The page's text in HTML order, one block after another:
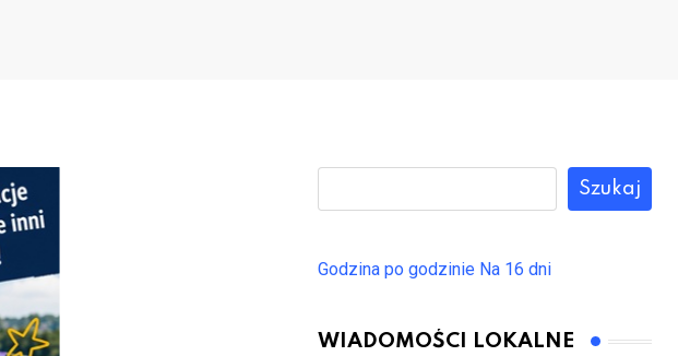
Szukaj
Godzina po godzinie Na 16 dni
WIADOMOŚCI LOKALNE